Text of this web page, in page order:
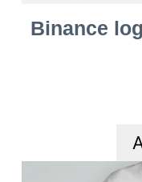
Binance